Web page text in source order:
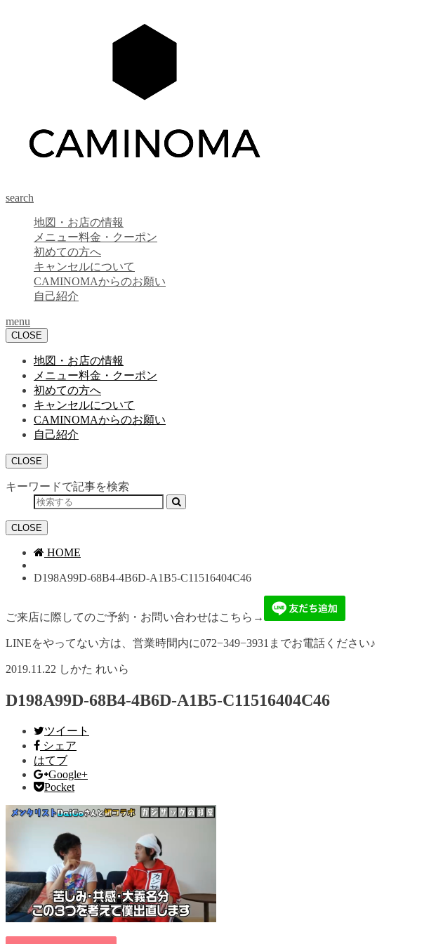
search
地図・お店の情報
メニュー料金・クーポン
初めての方へ
キャンセルについて
CAMINOMAからのお願い
自己紹介
menu
CLOSE
地図・お店の情報
メニュー料金・クーポン
初めての方へ
キャンセルについて
CAMINOMAからのお願い
自己紹介
CLOSE
キーワードで記事を検索
CLOSE
HOME
D198A99D-68B4-4B6D-A1B5-C11516404C46
ご来店に際してのご予約・お問い合わせはこちら→
LINEをやってない方は、営業時間内に072−349−3931までお電話ください♪
2019.11.22 しかた れいら
D198A99D-68B4-4B6D-A1B5-C11516404C46
ツイート
シェア
はてブ
Google+
Pocket